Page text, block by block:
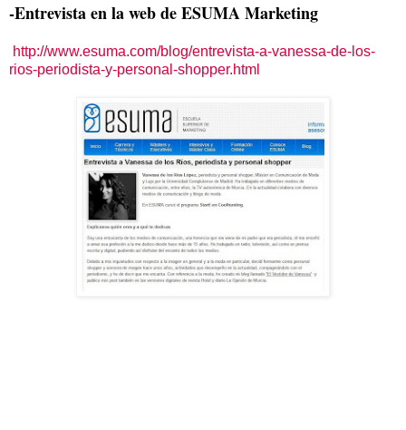
-Entrevista en la web de ESUMA Marketing
http://www.esuma.com/blog/entrevista-a-vanessa-de-los-
rios-periodista-y-personal-shopper.html